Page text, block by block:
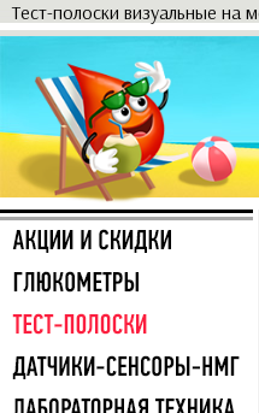
Тест-полоски визуальные на